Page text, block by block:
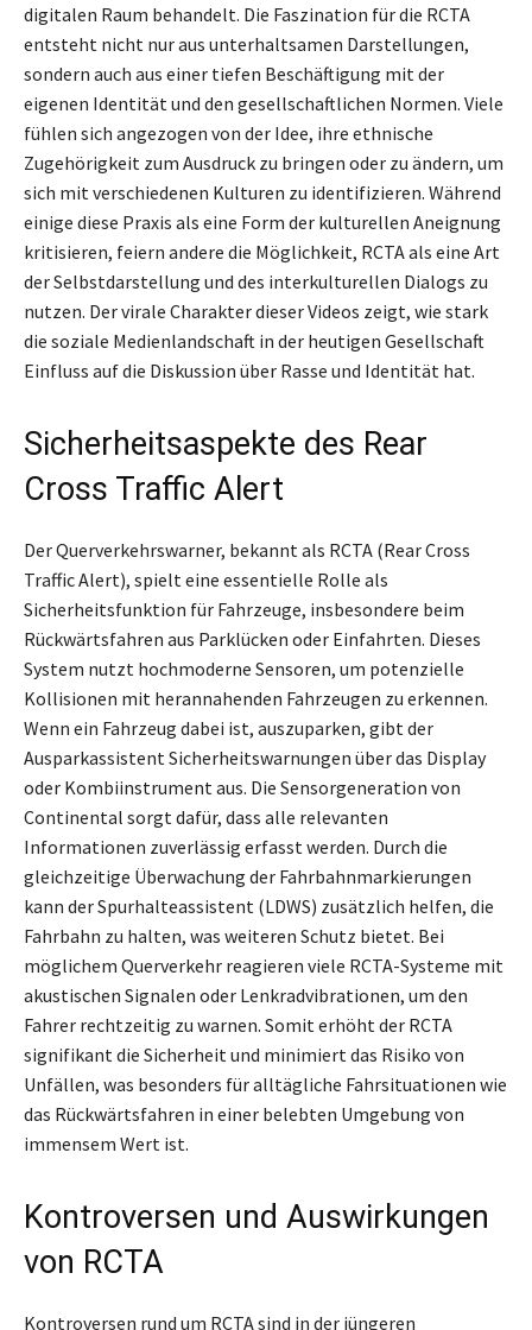
digitalen Raum behandelt. Die Faszination für die RCTA
entsteht nicht nur aus unterhaltsamen Darstellungen,
sondern auch aus einer tiefen Beschäftigung mit der
eigenen Identität und den gesellschaftlichen Normen. Viele
fühlen sich angezogen von der Idee, ihre ethnische
Zugehörigkeit zum Ausdruck zu bringen oder zu ändern, um
sich mit verschiedenen Kulturen zu identifizieren. Während
einige diese Praxis als eine Form der kulturellen Aneignung
kritisieren, feiern andere die Möglichkeit, RCTA als eine Art
der Selbstdarstellung und des interkulturellen Dialogs zu
nutzen. Der virale Charakter dieser Videos zeigt, wie stark
die soziale Medienlandschaft in der heutigen Gesellschaft
Einfluss auf die Diskussion über Rasse und Identität hat.
Sicherheitsaspekte des Rear
Cross Traffic Alert
Der Querverkehrswarner, bekannt als RCTA (Rear Cross
Traffic Alert), spielt eine essentielle Rolle als
Sicherheitsfunktion für Fahrzeuge, insbesondere beim
Rückwärtsfahren aus Parklücken oder Einfahrten. Dieses
System nutzt hochmoderne Sensoren, um potenzielle
Kollisionen mit herannahenden Fahrzeugen zu erkennen.
Wenn ein Fahrzeug dabei ist, auszuparken, gibt der
Ausparkassistent Sicherheitswarnungen über das Display
oder Kombiinstrument aus. Die Sensorgeneration von
Continental sorgt dafür, dass alle relevanten
Informationen zuverlässig erfasst werden. Durch die
gleichzeitige Überwachung der Fahrbahnmarkierungen
kann der Spurhalteassistent (LDWS) zusätzlich helfen, die
Fahrbahn zu halten, was weiteren Schutz bietet. Bei
möglichem Querverkehr reagieren viele RCTA-Systeme mit
akustischen Signalen oder Lenkradvibrationen, um den
Fahrer rechtzeitig zu warnen. Somit erhöht der RCTA
signifikant die Sicherheit und minimiert das Risiko von
Unfällen, was besonders für alltägliche Fahrsituationen wie
das Rückwärtsfahren in einer belebten Umgebung von
immensem Wert ist.
Kontroversen und Auswirkungen
von RCTA
Kontroversen rund um RCTA sind in der jüngeren